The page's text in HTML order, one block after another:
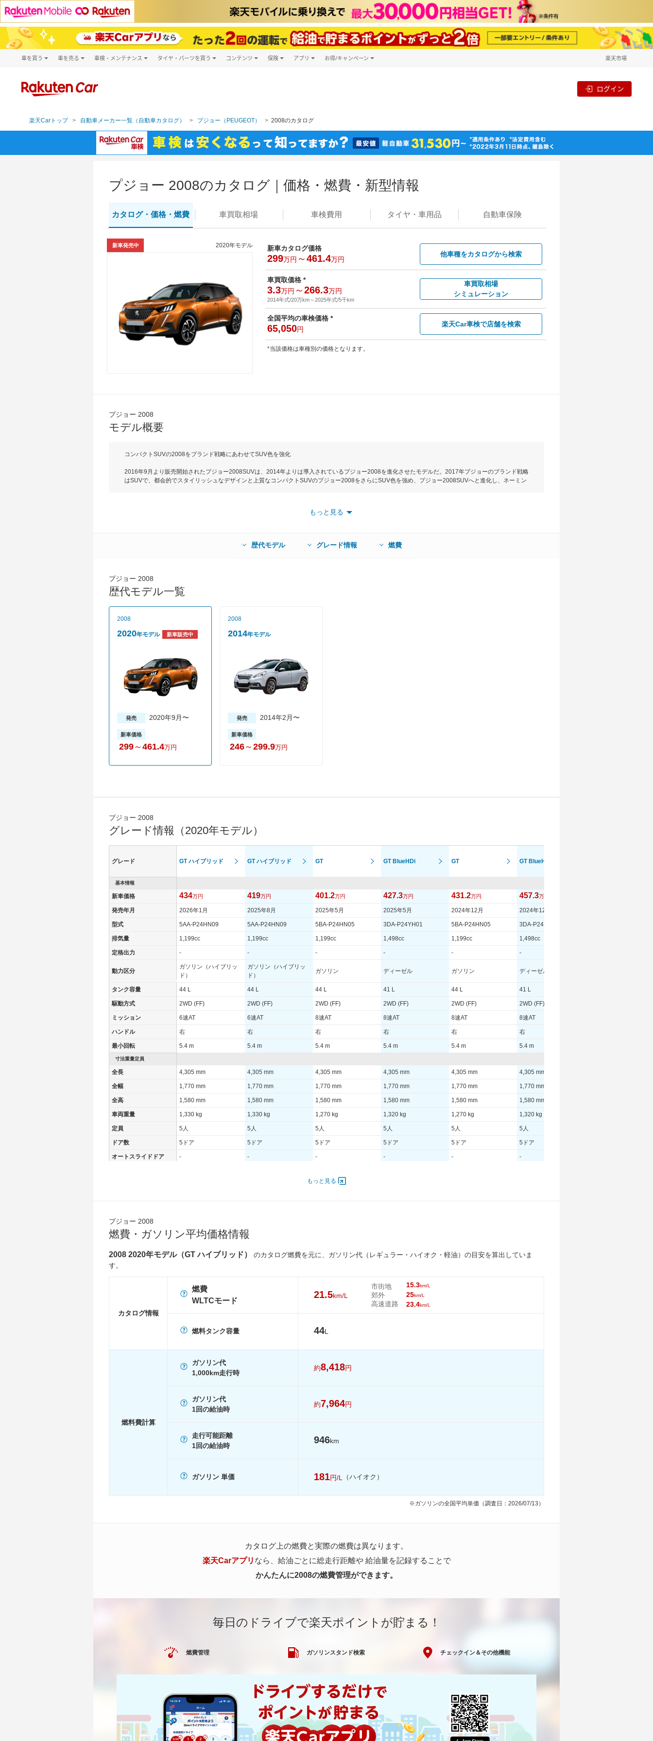
車を買う
新車
車を売る 車検・メンテナンス タイヤ・パーツを買う コンテンツ 保険 アプリ お得/キャンペーン 楽天市場
ログイン
楽天Carトップ 自動車メーカー一覧（自動車カタログ） プジョー（PEUGEOT） 2008のカタログ
プジョー 2008のカタログ｜価格・燃費・新型情報
カタログ・価格・燃費 車買取相場 車検費用 タイヤ・ 車用品 自動車保険
新車発売中 2020年モデル 新車カタログ価格
299万円 ～461.4万円
他車種をカタログから検索
車買取価格 *
3.3万円 ～266.3万円
2014年式/20万km～2025年式/5千km
車買取相場
シミュレーション
全国平均の車検価格 *
65,050円
楽天Car車検で店舗を検索
*当該価格は車種別の価格となります。
プジョー 2008
モデル概要
コンパクトSUVの2008をブランド戦略にあわせてSUV色を強化
2016年9月より販売開始されたプジョー2008SUVは、2014年よりは導入されているプジョー2008を進化させたモデルだ。2017年プジョーのブランド戦略
はSUVで、都会的でスタイリッシュなデザインと上質なコンパクトSUVのプジョー2008をさらにSUV色を強め、プジョー2008SUVへと進化し、ネーミン
タイヤとのシナジー効果で、トラクション、ブレーキング、ハンドリングの総合性能において、最適な走破性を発揮する。搭載するエンジンは2015・
避支援ブレーキシステムのアクティブシティブレーキを全車に標準装備する。グレードはアリュールとGT Lineの２種類で、グリップコントロールはとGT
もっと見る
歴代モデル グレード情報 燃費
プジョー 2008
歴代モデル一覧
2008
2020年モデル 新車販売中
発売 2020年9月〜
新車価格
299～ 461.4万円
2008
2014年モデル
発売 2014年2月〜
新車価格
246～ 299.9万円
プジョー 2008
グレード情報（2020年モデル）
グレード GT ハイブリッド GT ハイブリッド GT GT BlueHDi GT GT BlueHDi
基本情報
新車価格 434万円 419万円 401.2万円 427.3万円 431.2万円 457.3万円
発売年月 2026年1月 2025年8月 2025年5月 2025年5月 2024年12月 2024年12月
型式 5AA-P24HN09 5AA-P24HN09 5BA-P24HN05 3DA-P24YH01 5BA-P24HN05 3DA-P24YH01
排気量 1,199cc 1,199cc 1,199cc 1,498cc 1,199cc 1,498cc
定格出力 - - - - - -
動力区分
ガソリン（ハイブリッ
ド）
ガソリン（ハイブリッ
ド）
ガソリン ディーゼル ガソリン ディーゼル
タンク容量 44 L 44 L 44 L 41 L 44 L 41 L
駆動方式 2WD (FF) 2WD (FF) 2WD (FF) 2WD (FF) 2WD (FF) 2WD (FF)
ミッション 6速AT 6速AT 8速AT 8速AT 8速AT 8速AT
ハンドル 右 右 右 右 右 右
最小回転 5.4 m 5.4 m 5.4 m 5.4 m 5.4 m 5.4 m
寸法重量定員
全長 4,305 mm 4,305 mm 4,305 mm 4,305 mm 4,305 mm 4,305 mm
全幅 1,770 mm 1,770 mm 1,770 mm 1,770 mm 1,770 mm 1,770 mm
全高 1,580 mm 1,580 mm 1,580 mm 1,580 mm 1,580 mm 1,580 mm
車両重量 1,330 kg 1,330 kg 1,270 kg 1,320 kg 1,270 kg 1,320 kg
定員 5人 5人 5人 5人 5人 5人
ドア数 5ドア 5ドア 5ドア 5ドア 5ドア 5ドア
オートスライドドア - - - - - -
96.00 [130]/ 5,750
タイヤ
前輪サイズ 215/60R17 215/60R17
後輪サイズ 215/60R17 215/60R17 215/60R17 215/60R17 215/60R17 215/60R17
15.3km/L 12.5km/L 16.8km/L
20.2km/L
- 19.2km/L
もっと見る
プジョー 2008
燃費・ガソリン平均価格情報
2008 2020年モデル（GT ハイブリッド）
のカタログ燃費を元に、ガソリン代（レギュラー・ハイオク・軽油）の目安を算出していま
す。
カタログ情報
燃費
WLTCモード
21.5km/L
市街地
郊外
高速道路
15.3km/L
25km/L
23.4km/L
燃料タンク容量 44L
燃料費計算
ガソリン代
1,000km走行時
約8,418円
ガソリン代
1回の給油時
約7,964円
走行可能距離
1回の給油時
946km
ガソリン 単価 181円/L （ハイオク）
※ガソリンの全国平均単価（調査日：2026/07/13）
カタログ上の燃費と実際の燃費は異なります。
楽天Carアプリ なら、給油ごとに総走行距離や給油量を記録することで
かんたんに2008の燃費管理ができます。
毎日のドライブで楽天ポイントが貯まる！
燃費管理 ガソリンスタンド検索 チェックイン＆その他機能